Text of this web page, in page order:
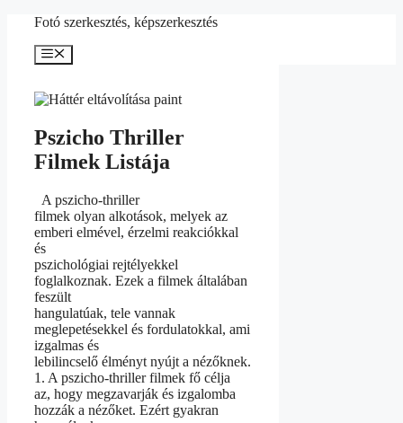
Kilépés
tartalomba
Fotó szerkesztés, képszerkesztés
Menü
Pszicho Thriller
Filmek Listája
A pszicho-thriller
filmek olyan alkotások, melyek az
emberi elmével, érzelmi reakciókkal
és
pszichológiai rejtélyekkel
foglalkoznak. Ezek a filmek általában
feszült
hangulatúak, tele vannak
meglepetésekkel és fordulatokkal, ami
izgalmas és
lebilincselő élményt nyújt a nézőknek.
1. A pszicho-thriller filmek fő célja
az, hogy megzavarják és izgalomba
hozzák a nézőket. Ezért gyakran